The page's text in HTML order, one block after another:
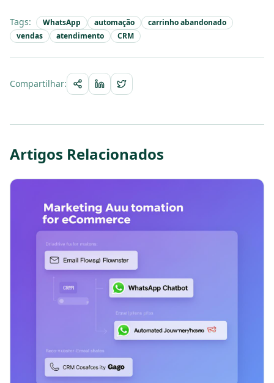
Tags: WhatsApp automação
carrinho abandonado
vendas
atendimento CRM
Compartilhar:
Artigos Relacionados